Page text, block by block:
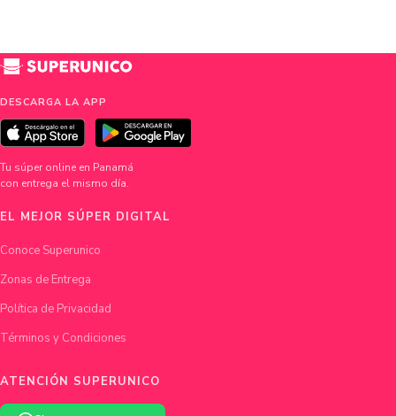
DESCARGA LA APP
Tu súper online en Panamá
con entrega el mismo día.
EL MEJOR SÚPER DIGITAL
Conoce Superunico
Zonas de Entrega
Política de Privacidad
Términos y Condiciones
ATENCIÓN SUPERUNICO